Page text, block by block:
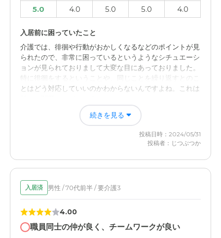
5.0 4.0 5.0 5.0 4.0
入居前に困っていたこと
介護では、徘徊や行動がおかしくなるなどのポイントが見
られたので、非常に困っているというようなシチュエーシ
ョンが見られておりまして大変な目にあっておりました。
特に徘徊をするということや、同じことを繰り返すとのこ
とはどう対応していいのかわからないんですよね。これは
入居後どうなったか？
職員の方が親切だったために、ベストライフの成田のおか
げで健康的な暮らしを送れるというようなエピソードがあ
りまして、年をとっても健康的に暮らすことはいいことで
あるというような重要性が感じられたというような、実際
のエピソードとシミュレーションがございました
ベストライフ成田の評価
ベストライフ成田という介護施設というのは非常に便利で
あり、役に立つために非常に満足度が高かったと言えます
続きを見る
投稿日時：2024/05/31
投稿者：じつぶつか
入居済 男性 / 70代前半 / 要介護3
4.00
職員同士の仲が良く、チームワークが良い